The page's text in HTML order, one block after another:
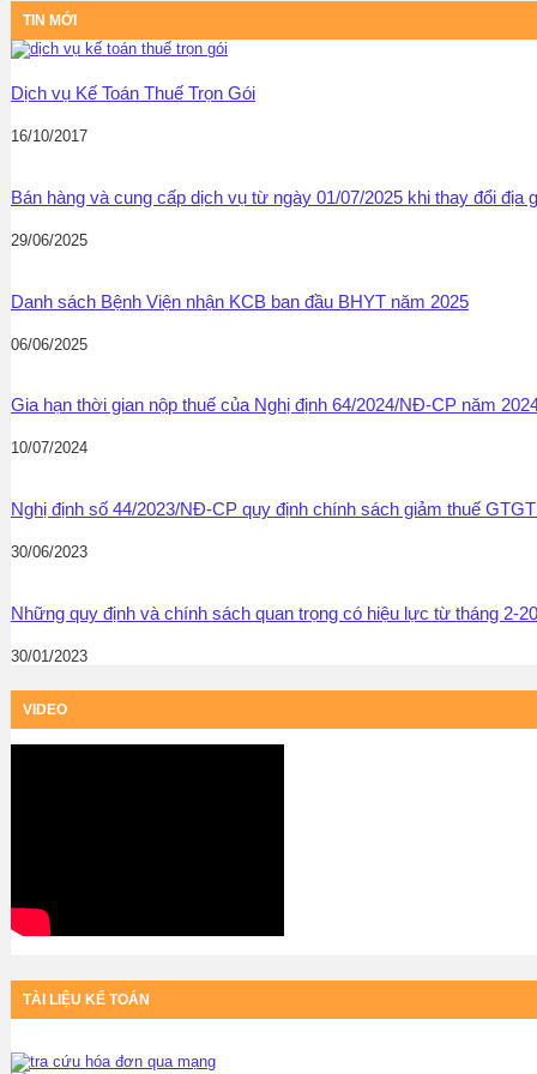
TIN MỚI
Dịch vụ Kế Toán Thuế Trọn Gói
16/10/2017
Bán hàng và cung cấp dịch vụ từ ngày 01/07/2025 khi thay đổi
29/06/2025
Danh sách Bệnh Viện nhận KCB ban đầu BHYT năm 2025
06/06/2025
Gia hạn thời gian nộp thuế của Nghị định 64/2024/NĐ-CP năm
10/07/2024
Nghị định số 44/2023/NĐ-CP quy định chính sách giảm thuế
30/06/2023
Những quy định và chính sách quan trọng có hiệu lực từ tháng 2-
30/01/2023
VIDEO
TÀI LIỆU KẾ TOÁN